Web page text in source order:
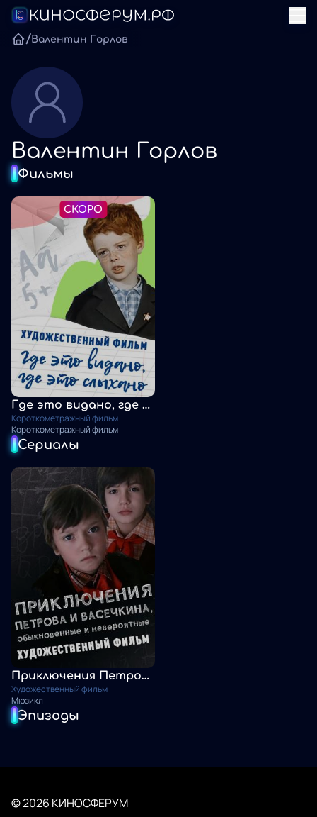
/Валентин Горлов
Валентин Горлов
Фильмы
СКОРО
Где это видано, где это слыхано
Короткометражный фильм
Короткометражный фильм
Сериалы
Приключения Петрова и Васечкина, обыкновенные и невероятные
Художественный фильм
Мюзикл
Эпизоды
© 2026 КИНОСФЕРУМ